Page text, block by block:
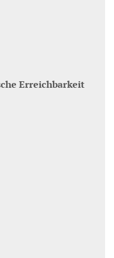
Erreichbarkeit